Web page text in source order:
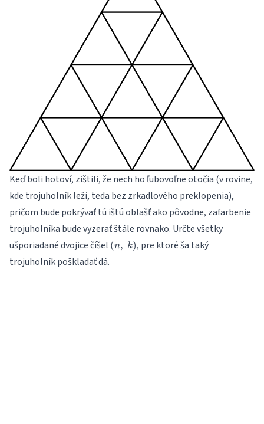
Keď boli hotoví, zištili, že nech ho ľubovoľne otočia (v rovine,
kde trojuholník leží, teda bez zrkadlového preklopenia),
pričom bude pokrývať tú ištú oblašť ako pôvodne, zafarbenie
trojuholníka bude vyzerať štále rovnako. Určte všetky
ušporiadané dvojice číšel (n,\
k)
(n, k), pre ktoré ša taký
trojuholník poškladať dá.